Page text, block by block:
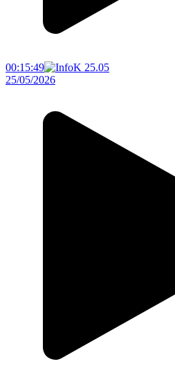
00:15:49
25/05/2026